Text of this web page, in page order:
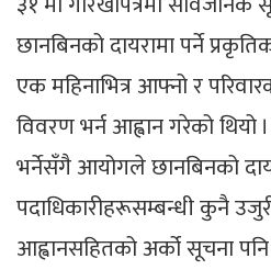
छानबिनको दायरामा पर्ने
एक महिनाभित्र आफ्नो र
विवरण भर्न आह्वान गरेको थियो
भर्नेसँगै आयोगले छानबिनको
पदाधिकारीहरूसम्बन्धी कुनै
आह्वानसहितको अर्को सूचना